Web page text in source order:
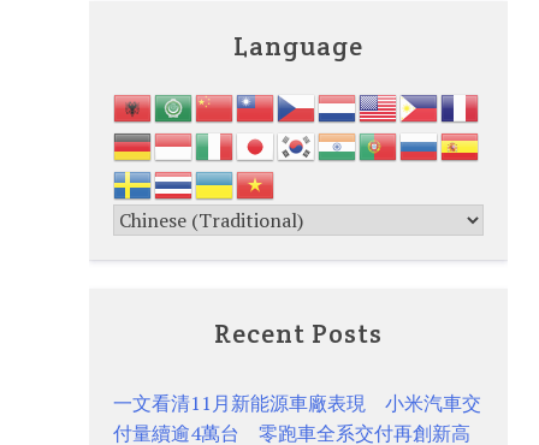
Language
Recent Posts
一文看清11月新能源車廠表現 小米汽車交
付量續逾4萬台 零跑車全系交付再創新高